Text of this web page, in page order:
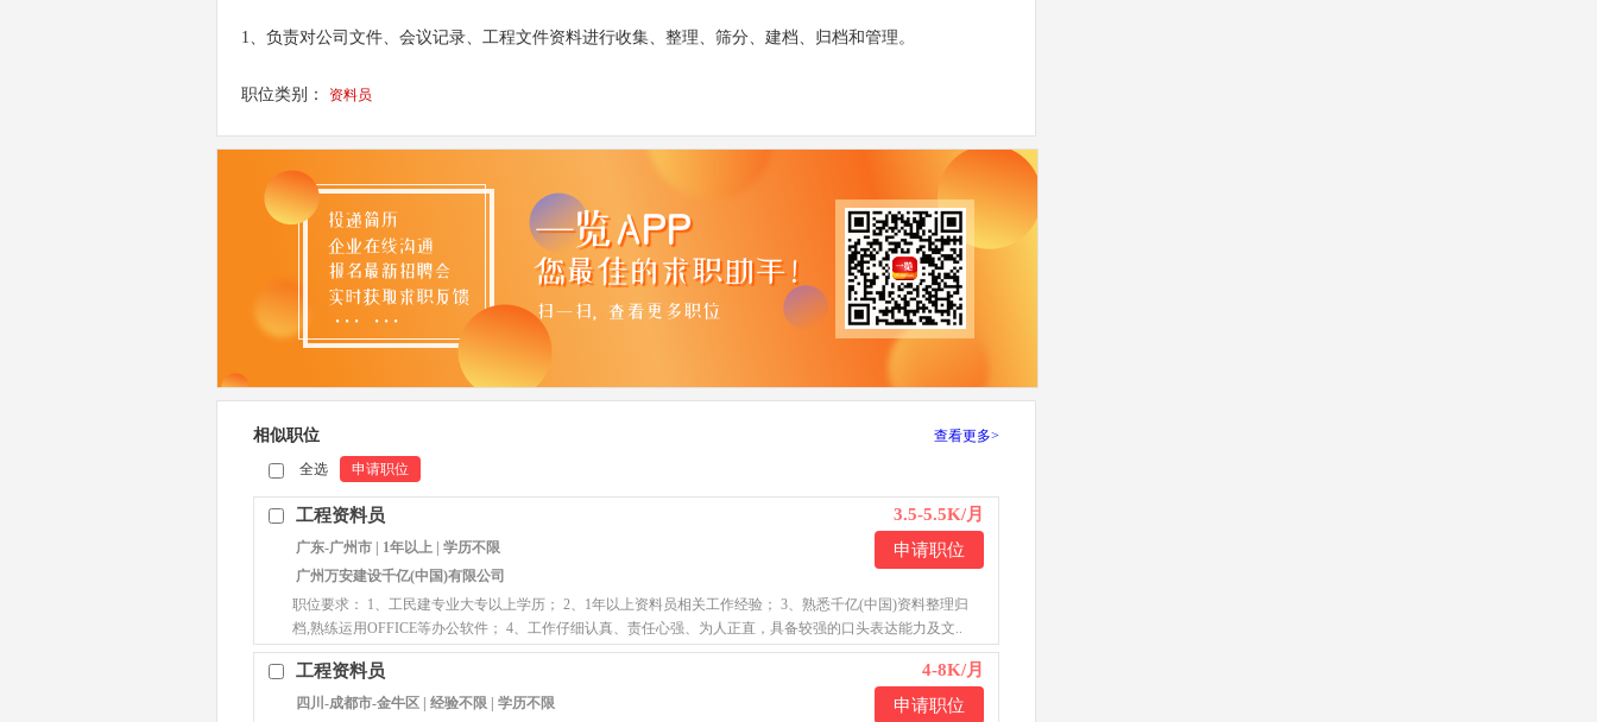
1、负责对公司文件、会议记录、工程文件资料进行收集、整理、筛分、建档、归档和管理。
职位类别： 资料员
相似职位
查看更多>
全选
申请职位
工程资料员
广东-广州市 | 1年以上 | 学历不限
广州万安建设千亿(中国)有限公司
3.5-5.5K/月
申请职位
职位要求： 1、工民建专业大专以上学历； 2、1年以上资料员相关工作经验； 3、熟悉千亿(中国)资料整理归
档,熟练运用OFFICE等办公软件； 4、工作仔细认真、责任心强、为人正直，具备较强的口头表达能力及文..
工程资料员
四川-成都市-金牛区 | 经验不限 | 学历不限
4-8K/月
申请职位